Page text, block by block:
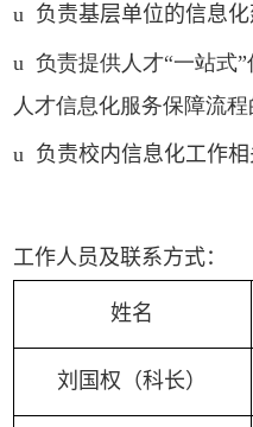
u 负责基层单位的信息化
u 负责提供人才“一站式
人才信息化服务保障流
u 负责校内信息化工作
工作人员及联系方式：
姓名
刘国权（科长）